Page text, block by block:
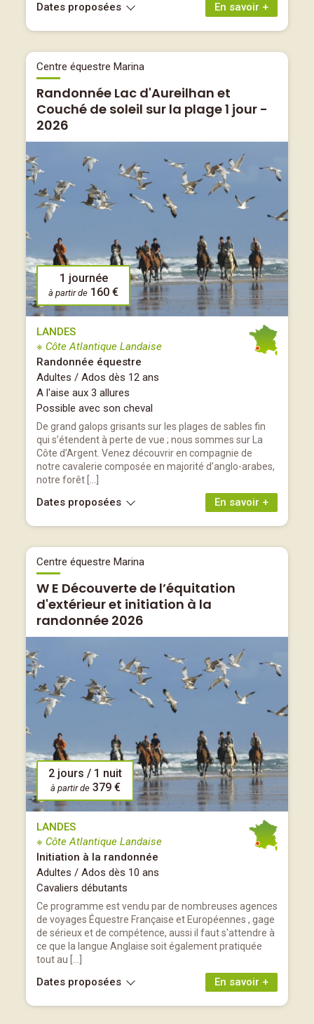
En savoir +
Dates proposées
Centre équestre Marina
Randonnée Lac d'Aureilhan et
Couché de soleil sur la plage 1 jour -
2026
1 journée
à partir de 160 €
LANDES
※ Côte Atlantique Landaise
Randonnée équestre
Adultes / Ados dès 12 ans
A l'aise aux 3 allures
Possible avec son cheval
De grand galops grisants sur les plages de sables fin
qui s’étendent à perte de vue ; nous sommes sur La
Côte d’Argent. Venez découvrir en compagnie de
notre cavalerie composée en majorité d’anglo-arabes,
notre forêt […]
En savoir +
Dates proposées
Centre équestre Marina
W E Découverte de l’équitation
d'extérieur et initiation à la
randonnée 2026
2 jours / 1 nuit
à partir de 379 €
LANDES
※ Côte Atlantique Landaise
Initiation à la randonnée
Adultes / Ados dès 10 ans
Cavaliers débutants
Ce programme est vendu par de nombreuses agences
de voyages Équestre Française et Européennes , gage
de sérieux et de compétence, aussi il faut s'attendre à
ce que la langue Anglaise soit également pratiquée
tout au […]
En savoir +
Dates proposées